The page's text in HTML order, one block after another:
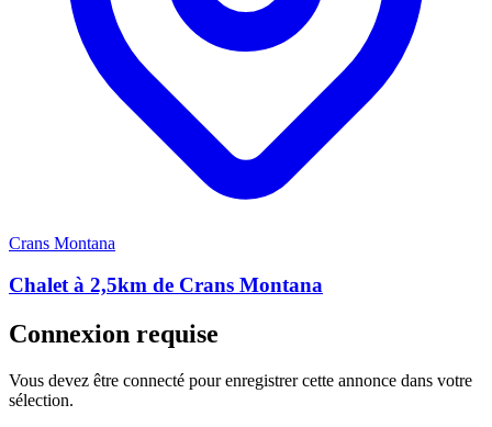
Crans Montana
Chalet à 2,5km de Crans Montana
Connexion requise
Vous devez être connecté pour enregistrer cette annonce dans votre
sélection.